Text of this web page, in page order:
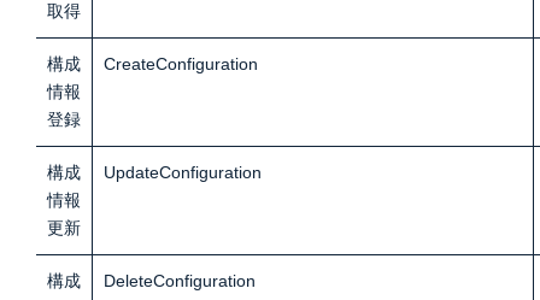
取得
構成
情報
登録
CreateConfiguration
構成
情報
更新
UpdateConfiguration
構成
DeleteConfiguration